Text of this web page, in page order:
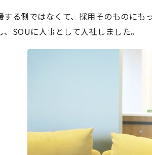
する側ではなくて、採用そのものにも
、SOUに人事として入社しました。